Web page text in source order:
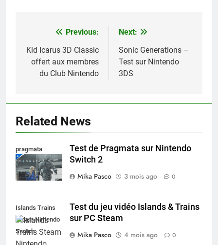
Navigation
de
l’article
Previous:
Kid Icarus 3D Classic
offert aux membres
du Club Nintendo
Next:
Sonic Generations –
Test sur Nintendo
3DS
Related News
pragmata
Test de Pragmata sur Nintendo
Switch 2
Mika Pasco
3 mois ago 0
Islands Trains
Steam Nintendo
Switch
Test du jeu vidéo Islands & Trains
sur PC Steam
Mika Pasco
4 mois ago 0